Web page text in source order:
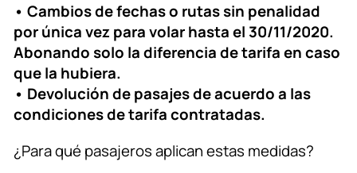
• Cambios de fechas o rutas sin penalidad
por única vez para volar hasta el 30/11/2020.
Abonando solo la diferencia de tarifa en caso
que la hubiera.
• Devolución de pasajes de acuerdo a las
condiciones de tarifa contratadas.
¿Para qué pasajeros aplican estas medidas?